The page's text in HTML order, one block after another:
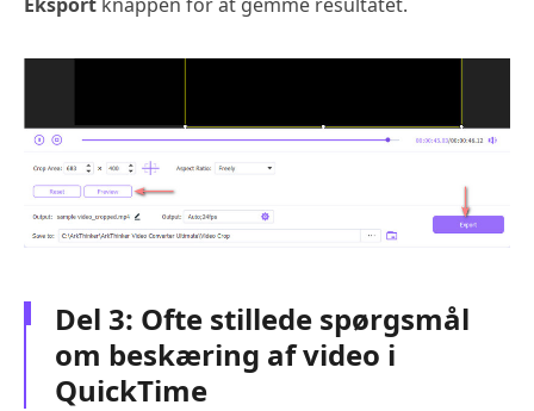
Del 3: Ofte stillede spørgsmål
om beskæring af video i
QuickTime